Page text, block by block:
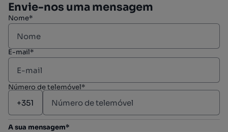
Envie-nos uma mensagem
Nome*
E-mail*
Número de telemóvel*
A sua mensagem*